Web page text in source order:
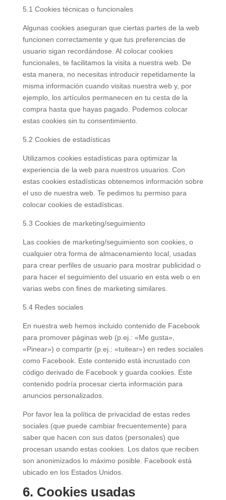
5.1 Cookies técnicas o funcionales
Algunas cookies aseguran que ciertas partes de la web
funcionen correctamente y que tus preferencias de
usuario sigan recordándose. Al colocar cookies
funcionales, te facilitamos la visita a nuestra web. De
esta manera, no necesitas introducir repetidamente la
misma información cuando visitas nuestra web y, por
ejemplo, los artículos permanecen en tu cesta de la
compra hasta que hayas pagado. Podemos colocar
estas cookies sin tu consentimiento.
5.2 Cookies de estadísticas
Utilizamos cookies estadísticas para optimizar la
experiencia de la web para nuestros usuarios. Con
estas cookies estadísticas obtenemos información sobre
el uso de nuestra web. Te pedimos tu permiso para
colocar cookies de estadísticas.
5.3 Cookies de marketing/seguimiento
Las cookies de marketing/seguimiento son cookies, o
cualquier otra forma de almacenamiento local, usadas
para crear perfiles de usuario para mostrar publicidad o
para hacer el seguimiento del usuario en esta web o en
varias webs con fines de marketing similares.
5.4 Redes sociales
En nuestra web hemos incluido contenido de Facebook
para promover páginas web (p.ej.: «Me gusta»,
«Pinear») o compartir (p.ej.: «tuitear») en redes sociales
como Facebook. Este contenido está incrustado con
código derivado de Facebook y guarda cookies. Este
contenido podría procesar cierta información para
anuncios personalizados.
Por favor lea la política de privacidad de estas redes
sociales (que puede cambiar frecuentemente) para
saber que hacen con sus datos (personales) que
procesan usando estas cookies. Los datos que reciben
son anonimizados lo máximo posible. Facebook está
ubicado en los Estados Unidos.
6. Cookies usadas